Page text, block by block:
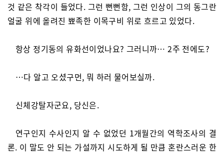
것 같은 착각이 들었다. 그런 뻔뻔함, 그런 인상이 그의 동그란
얼굴 위에 올려진 뾰족한 이목구비 위로 흐르고 있었다.
항상 정기동의 유화선이었나요? 그러니까… 2주 전에도?
…다 알고 오셨구먼, 뭐 하러 물어보실까.
신체강탈자군요, 당신은.
연구인지 수사인지 알 수 없었던 1개월간의 역학조사의 결
론. 이 말도 안 되는 가설까지 시도하게 될 만큼 혼란스러운 한